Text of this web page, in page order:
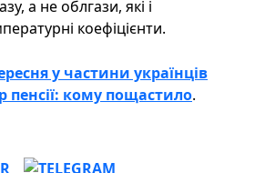
а не облгази, які і
коефіцієнти.
у частини українців
пенсії: кому пощастило.